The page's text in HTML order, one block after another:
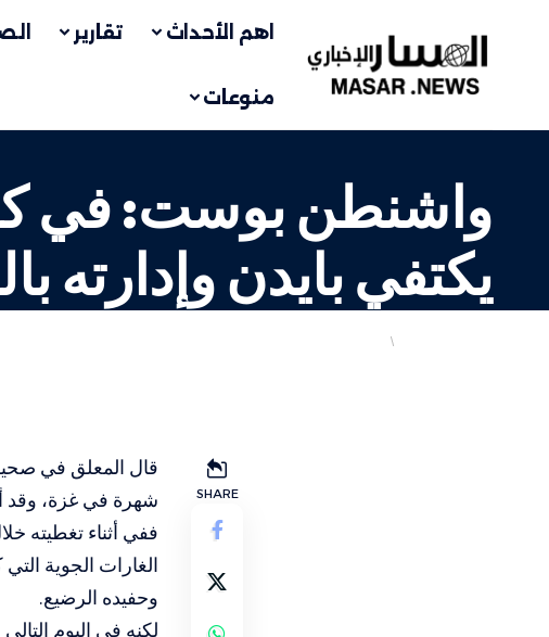
اهم الأحداث تقارير
منوعات
واشنطن بوست: في كل
يكتفي بايدن وإدارته
انتهاكات الاحتلالدولي
SHARE
قال المعلق في
شهرة في غزة، وقد
ففي أثناء تغطيته
الغارات الجوية
وحفيده الرضيع.
لكنه في اليوم